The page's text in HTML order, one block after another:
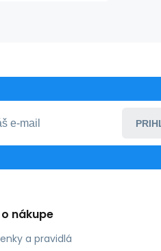
nákupe
a pravidlá